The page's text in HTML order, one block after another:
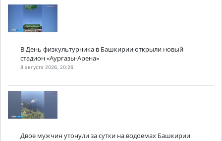
В День физкультурника в Башкирии открыли новый
стадион «Аургазы-Арена»
8 августа 2026, 20:26
Двое мужчин утонули за сутки на водоемах Башкирии